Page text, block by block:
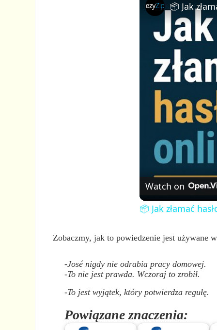
l n
m
t
Watch on
📦 Jak złamać
Zobaczmy, jak to powiedzenie jest używane
-José nigdy nie odrabia pracy domowej.
-To nie jest prawda. Wczoraj to zrobił.
-To jest wyjątek, który potwierdza regułę.
Powiązane znaczenia: